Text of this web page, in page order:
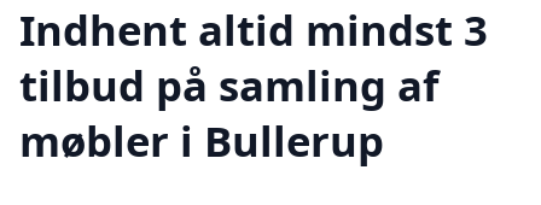
Indhent altid mindst 3
tilbud på samling af
møbler i Bullerup